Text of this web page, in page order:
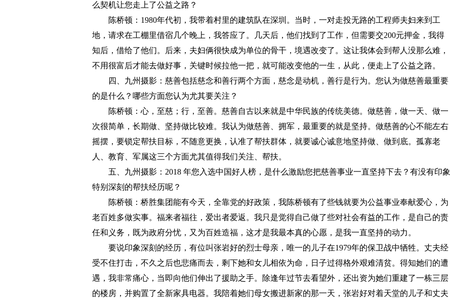
么契机让您走上了公益之路？
陈桥顿：1980年代初，我带着村里的建筑队在深圳。当时，一对走投无路的工程师夫妇来到工
地，请求在工棚里借宿几个晚上，我答应了。几天后，他们找到了工作，但需要交200元押金，我得
知后，借给了他们。后来，夫妇俩很快成为单位的骨干，境遇改变了。这让我体会到帮人没那么难，
不用很富后才能去做好事，关键时候拉他一把，就可能改变他的一生，从此，便走上了公益之路。
四、九州摄影：慈善包括慈念和善行两个方面，慈念是动机，善行是行为。您认为做慈善最重要
的是什么？哪些方面您认为尤其要关注？
陈桥顿：心，至慈；行，至善。慈善自古以来就是中华民族的传统美德。做慈善，做一天、做一
次很简单，长期做、坚持做比较难。我认为做慈善、拥军，最重要的就是坚持。做慈善的心不能左右
摇摆，要锁定帮扶目标，不随意更换，认准了帮扶群体，就要诚心诚意地坚持做、做到底。孤寡老
人、教育、军属这三个方面尤其值得我们关注、帮扶。
五、九州摄影：2018 年您入选中国好人榜，是什么激励您把慈善事业一直坚持下去？有没有印象
特别深刻的帮扶经历呢？
陈桥顿：桥胜集团能有今天，全靠党的好政策，我陈桥顿有了些钱就要为公益事业奉献爱心，为
老百姓多做实事。福来者福往，爱出者爱返。我只是觉得自己做了些对社会有益的工作，是自己的责
任和义务，既为政府分忧，又为百姓造福，这才是我最本真的心愿，是我一直坚持的动力。
要说印象深刻的经历，有位叫张岩好的烈士母亲，唯一的儿子在1979年的保卫战中牺牲。丈夫经
受不住打击，不久之后也悲痛而去，剩下她和女儿相依为命，日子过得格外艰难清贫。得知她们的遭
遇，我非常痛心，当即向他们伸出了援助之手。除逢年过节去看望外，还出资为她们重建了一栋三层
的楼房，并购置了全新家具电器。我陪着她们母女搬进新家的那一天，张岩好对着天堂的儿子和丈夫